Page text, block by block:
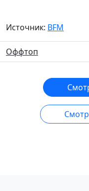
Источник: BFM
Оффтоп